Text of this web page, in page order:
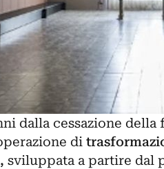
dalla cessazione
di
, sviluppata a partire dal